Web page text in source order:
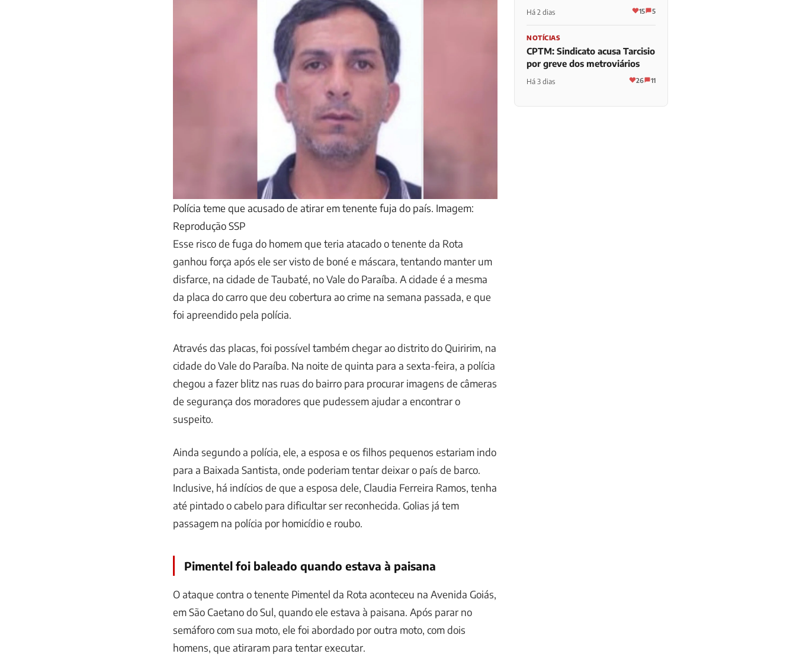
Polícia teme que acusado de atirar em tenente fuja do país. Imagem:
Reprodução SSP
Esse risco de fuga do homem que teria atacado o tenente da Rota
ganhou força após ele ser visto de boné e máscara, tentando manter um
disfarce, na cidade de Taubaté, no Vale do Paraíba. A cidade é a mesma
da placa do carro que deu cobertura ao crime na semana passada, e que
foi apreendido pela polícia.
Através das placas, foi possível também chegar ao distrito do Quiririm, na
cidade do Vale do Paraíba. Na noite de quinta para a sexta-feira, a polícia
chegou a fazer blitz nas ruas do bairro para procurar imagens de câmeras
de segurança dos moradores que pudessem ajudar a encontrar o
suspeito.
Ainda segundo a polícia, ele, a esposa e os filhos pequenos estariam indo
para a Baixada Santista, onde poderiam tentar deixar o país de barco.
Inclusive, há indícios de que a esposa dele, Claudia Ferreira Ramos, tenha
até pintado o cabelo para dificultar ser reconhecida. Golias já tem
passagem na polícia por homicídio e roubo.
Pimentel foi baleado quando estava à paisana
O ataque contra o tenente Pimentel da Rota aconteceu na Avenida Goiás,
em São Caetano do Sul, quando ele estava à paisana. Após parar no
semáforo com sua moto, ele foi abordado por outra moto, com dois
homens, que atiraram para tentar executar.
Há 2 dias 15 5
NOTÍCIAS
CPTM: Sindicato acusa Tarcisio
por greve dos metroviários
Há 3 dias 26 11